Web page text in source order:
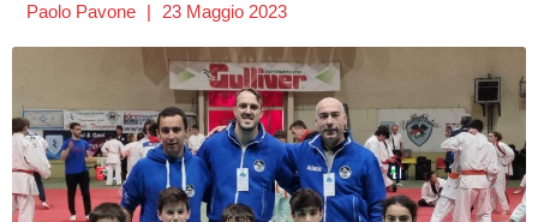
Paolo Pavone 23 Maggio 2023